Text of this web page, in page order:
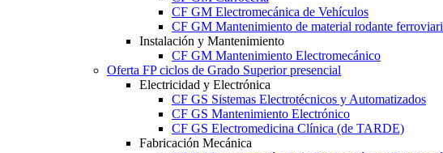
CF GM Electromecánica de Vehículos
CF GM Mantenimiento de material rodante
Instalación y Mantenimiento
CF GM Mantenimiento Electromecánico
Oferta FP ciclos de Grado Superior presencial
Electricidad y Electrónica
CF GS Sistemas Electrotécnicos y Automatizados
CF GS Mantenimiento Electrónico
CF GS Electromedicina Clínica (de TARDE)
Fabricación Mecánica